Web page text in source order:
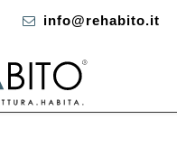
info@rehabito.it